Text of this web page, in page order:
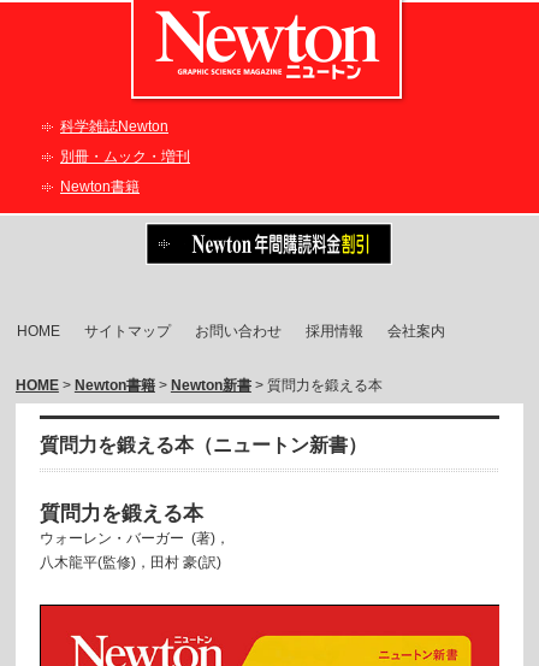
科学雑誌Newton
別冊・ムック・増刊
Newton書籍
HOME サイトマップ お問い合わせ 採用情報 会社案内
HOME> Newton書籍> Newton新書> 質問力を鍛える本
質問力を鍛える本（ニュートン新書）
質問力を鍛える本
ウォーレン・バーガー (著)，
八木龍平(監修)，田村 豪(訳)